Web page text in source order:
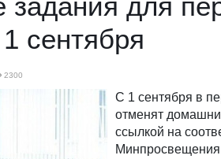
сентября
2300
С 1 сентября в
отменят
ссылкой на